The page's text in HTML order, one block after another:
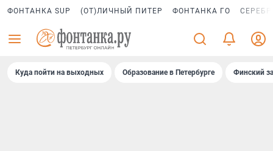
ФОНТАНКА SUP (ОТ)ЛИЧНЫЙ ПИТЕР ФОНТАНКА ГО
Куда пойти на выходных Образование в Петербурге Финский